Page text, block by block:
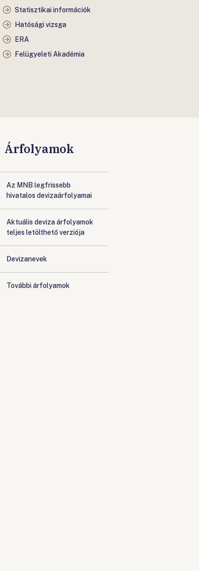
Statisztikai információk
Hatósági vizsga
ERA
Felügyeleti Akadémia
Árfolyamok
Az MNB legfrissebb
hivatalos devizaárfolyamai
Aktuális deviza árfolyamok
teljes letölthető verziója
Devizanevek
További árfolyamok